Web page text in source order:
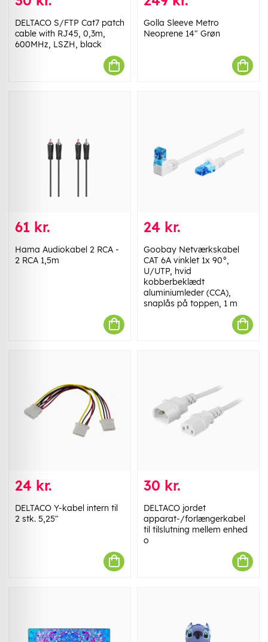
DELTACO S/FTP Cat7 patch
cable with RJ45, 0,3m,
600MHz, LSZH, black
Golla Sleeve Metro
Neoprene 14" Grøn
61 kr.
Hama Audiokabel 2 RCA -
2 RCA 1,5m
24 kr.
Goobay Netværkskabel
CAT 6A vinklet 1x 90°,
U/UTP, hvid
kobberbeklædt
aluminiumleder (CCA),
snaplås på toppen, 1 m
24 kr.
DELTACO Y-kabel intern til
2 stk. 5,25"
30 kr.
DELTACO jordet
apparat-/forlængerkabel
til tilslutning mellem enhed
o